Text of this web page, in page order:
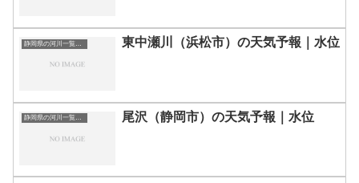
静岡県の河川一覧まとめ静岡県の河川を市町村別に一覧化しました。伊東市伊豆の国市伊豆市下田市賀茂郡河津町賀茂郡松崎町賀茂郡西伊豆町賀茂郡東伊豆町賀茂郡南伊豆町掛川市菊川市湖西市御前崎市御殿場市三島市周智郡森町駿東郡小山町駿東郡清水町駿東郡長泉町沼津市焼津市榛原郡吉田町榛原郡川根本町裾野市静岡市袋井市田方郡函南町島田市藤枝市熱海市磐田市浜松市富士宮市富士市牧之原市-静岡県の河川一覧 東中瀬川（浜松市）の天気予報｜水位
静岡県の河川一覧まとめ静岡県の河川を市町村別に一覧化しました。伊東市伊豆の国市伊豆市下田市賀茂郡河津町賀茂郡松崎町賀茂郡西伊豆町賀茂郡東伊豆町賀茂郡南伊豆町掛川市菊川市湖西市御前崎市御殿場市三島市周智郡森町駿東郡小山町駿東郡清水町駿東郡長泉町沼津市焼津市榛原郡吉田町榛原郡川根本町裾野市静岡市袋井市田方郡函南町島田市藤枝市熱海市磐田市浜松市富士宮市富士市牧之原市-静岡県の河川一覧 尾沢（静岡市）の天気予報｜水位